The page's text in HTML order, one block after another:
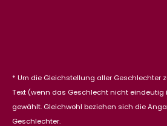
* Um die Gleichstellung aller Geschlechter
Text (wenn das Geschlecht nicht eindeutig
gewählt. Gleichwohl beziehen sich die
Geschlechter.